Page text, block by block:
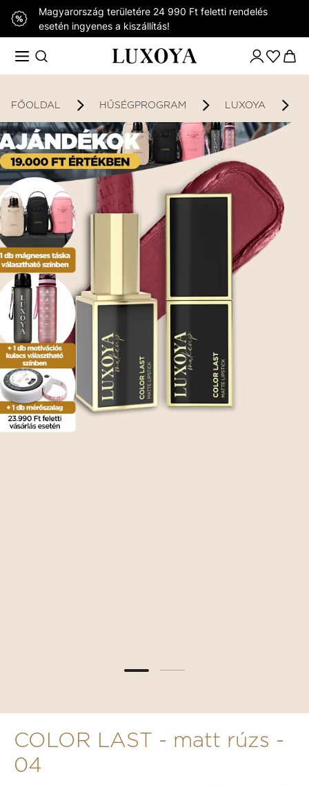
Magyarország területére 24 990 Ft feletti rendelés
esetén ingyenes a kiszállítás!
FŐOLDAL HŰSÉGPROGRAM LUXOYA
COLOR LAST - matt rúzs -
04